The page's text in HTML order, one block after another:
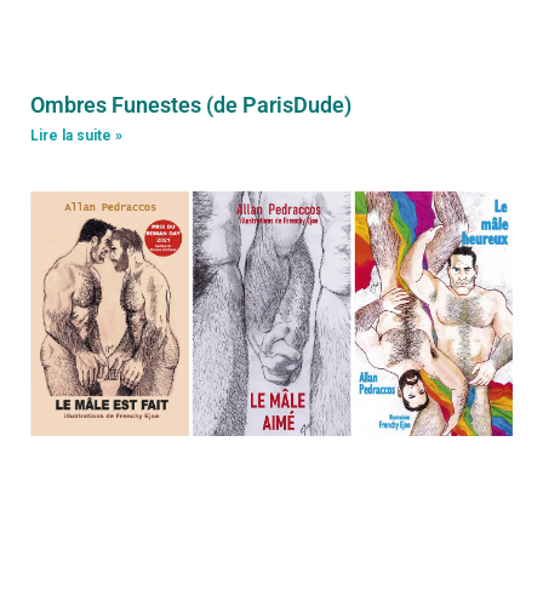
Ombres Funestes (de ParisDude)
Lire la suite »